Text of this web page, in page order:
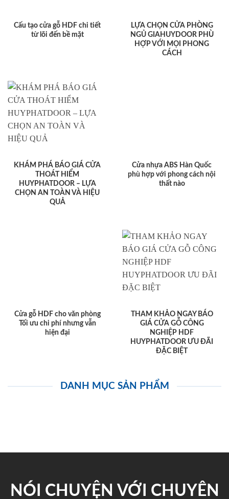
Cấu tạo cửa gỗ HDF chi tiết
từ lõi đến bề mặt
LỰA CHỌN CỬA PHÒNG
NGỦ GIAHUYDOOR PHÙ
HỢP VỚI MỌI PHONG
CÁCH
KHÁM PHÁ BÁO GIÁ CỬA
THOÁT HIỂM
HUYPHATDOOR – LỰA
CHỌN AN TOÀN VÀ HIỆU
QUẢ
Cửa nhựa ABS Hàn Quốc
phù hợp với phong cách nội
thất nào
Cửa gỗ HDF cho văn phòng
Tối ưu chi phí nhưng vẫn
hiện đại
THAM KHẢO NGAY BÁO
GIÁ CỬA GỖ CÔNG
NGHIỆP HDF
HUYPHATDOOR ƯU ĐÃI
ĐẶC BIỆT
DANH MỤC SẢN PHẨM
NÓI CHUYỆN VỚI CHUYÊN